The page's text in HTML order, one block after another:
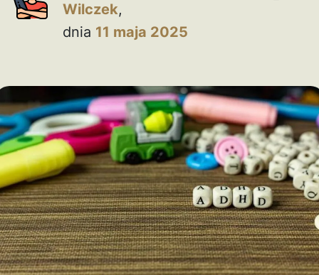
Wilczek,
dnia 11 maja 2025